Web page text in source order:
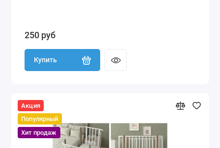
250 руб
Купить
Акция
Популярный
Хит продаж